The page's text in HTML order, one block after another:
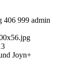
406 999 admin
Joyn+